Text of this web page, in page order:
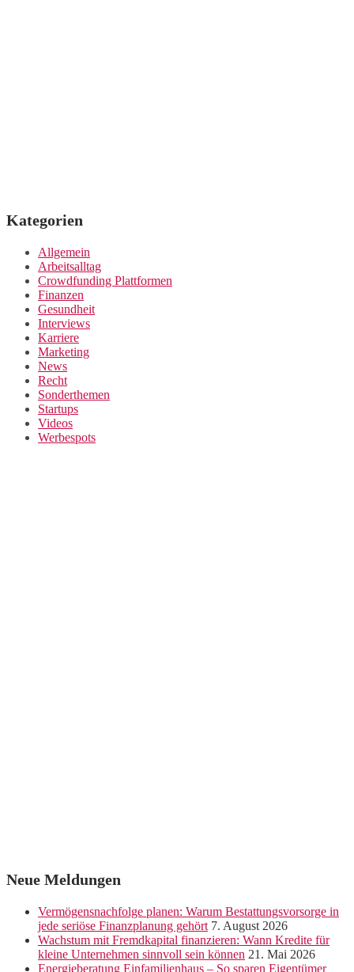
Kategorien
Allgemein
Arbeitsalltag
Crowdfunding Plattformen
Finanzen
Gesundheit
Interviews
Karriere
Marketing
News
Recht
Sonderthemen
Startups
Videos
Werbespots
Neue Meldungen
Vermögensnachfolge planen: Warum Bestattungsvorsorge in
jede seriöse Finanzplanung gehört 7. August 2026
Wachstum mit Fremdkapital finanzieren: Wann Kredite für
kleine Unternehmen sinnvoll sein können 21. Mai 2026
Energieberatung Einfamilienhaus – So sparen Eigentümer